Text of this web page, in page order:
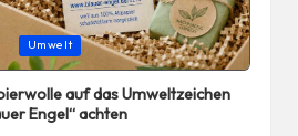
Umwelt
auf das Umweltzeichen
Engel“ achten